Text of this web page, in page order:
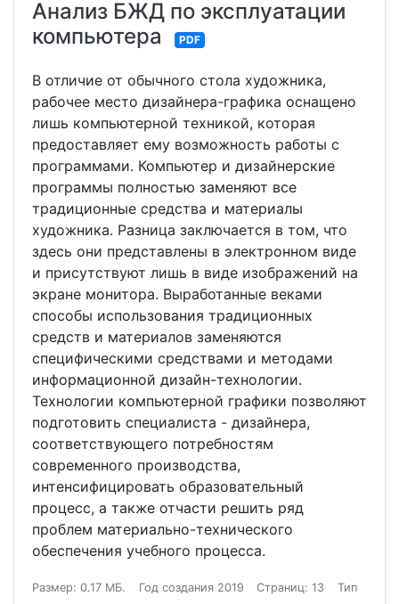
Анализ БЖД по эксплуатации
компьютера
PDF
В отличие от обычного стола художника,
рабочее место дизайнера-графика оснащено
лишь компьютерной техникой, которая
предоставляет ему возможность работы с
программами. Компьютер и дизайнерские
программы полностью заменяют все
традиционные средства и материалы
художника. Разница заключается в том, что
здесь они представлены в электронном виде
и присутствуют лишь в виде изображений на
экране монитора. Выработанные веками
способы использования традиционных
средств и материалов заменяются
специфическими средствами и методами
информационной дизайн-технологии.
Технологии компьютерной графики позволяют
подготовить специалиста - дизайнера,
соответствующего потребностям
современного производства,
интенсифицировать образовательный
процесс, а также отчасти решить ряд
проблем материально-технического
обеспечения учебного процесса.
Размер: 0.17 МБ. Год создания 2019 Страниц: 13
Тип